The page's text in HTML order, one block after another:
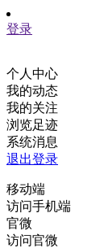
登录
个人中心
我的动态
我的关注
浏览足迹
系统消息
退出登录
移动端
访问手机端
官微
访问官微